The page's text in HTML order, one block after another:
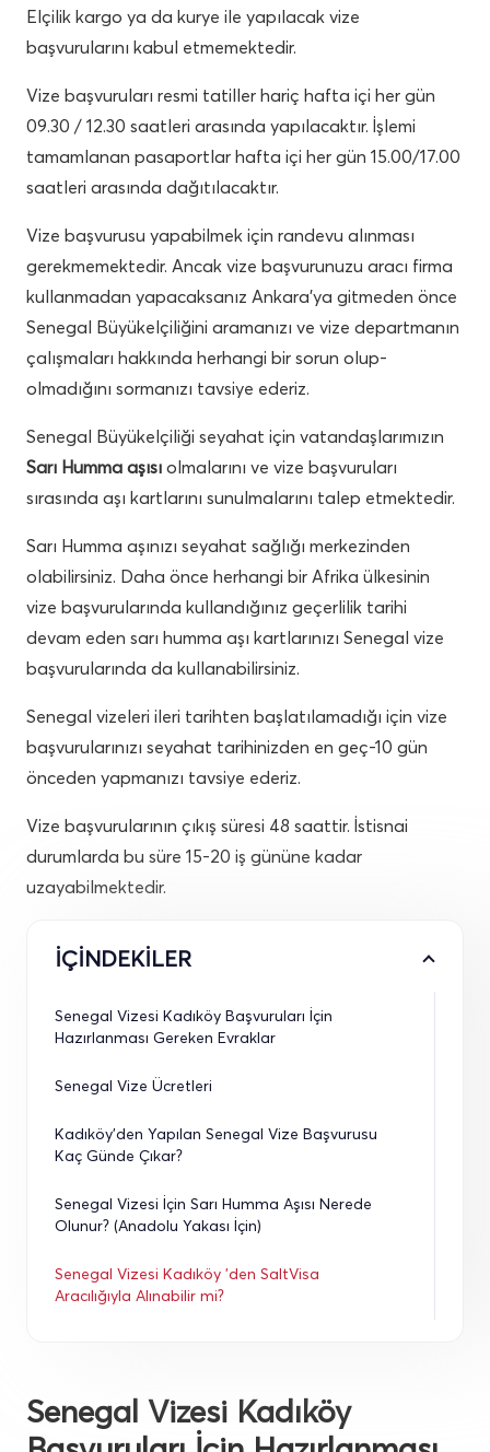
Elçilik kargo ya da kurye ile yapılacak vize
başvurularını kabul etmemektedir.
Vize başvuruları resmi tatiller hariç hafta içi her gün
09.30 / 12.30 saatleri arasında yapılacaktır. İşlemi
tamamlanan pasaportlar hafta içi her gün 15.00/17.00
saatleri arasında dağıtılacaktır.
Vize başvurusu yapabilmek için randevu alınması
gerekmemektedir. Ancak vize başvurunuzu aracı firma
kullanmadan yapacaksanız Ankara’ya gitmeden önce
Senegal Büyükelçiliğini aramanızı ve vize departmanın
çalışmaları hakkında herhangi bir sorun olup-
olmadığını sormanızı tavsiye ederiz.
Senegal Büyükelçiliği seyahat için vatandaşlarımızın
Sarı Humma aşısı olmalarını ve vize başvuruları
sırasında aşı kartlarını sunulmalarını talep etmektedir.
Sarı Humma aşınızı seyahat sağlığı merkezinden
olabilirsiniz. Daha önce herhangi bir Afrika ülkesinin
vize başvurularında kullandığınız geçerlilik tarihi
devam eden sarı humma aşı kartlarınızı Senegal vize
başvurularında da kullanabilirsiniz.
Senegal vizeleri ileri tarihten başlatılamadığı için vize
başvurularınızı seyahat tarihinizden en geç-10 gün
önceden yapmanızı tavsiye ederiz.
Vize başvurularının çıkış süresi 48 saattir. İstisnai
durumlarda bu süre 15-20 iş gününe kadar
uzayabilmektedir.
İÇİNDEKİLER
Senegal Vizesi Kadıköy Başvuruları İçin
Hazırlanması Gereken Evraklar
Senegal Vize Ücretleri
Kadıköy’den Yapılan Senegal Vize Başvurusu
Kaç Günde Çıkar?
Senegal Vizesi İçin Sarı Humma Aşısı Nerede
Olunur? (Anadolu Yakası İçin)
Senegal Vizesi Kadıköy 'den SaltVisa
Aracılığıyla Alınabilir mi?
Senegal Vizesi Kadıköy